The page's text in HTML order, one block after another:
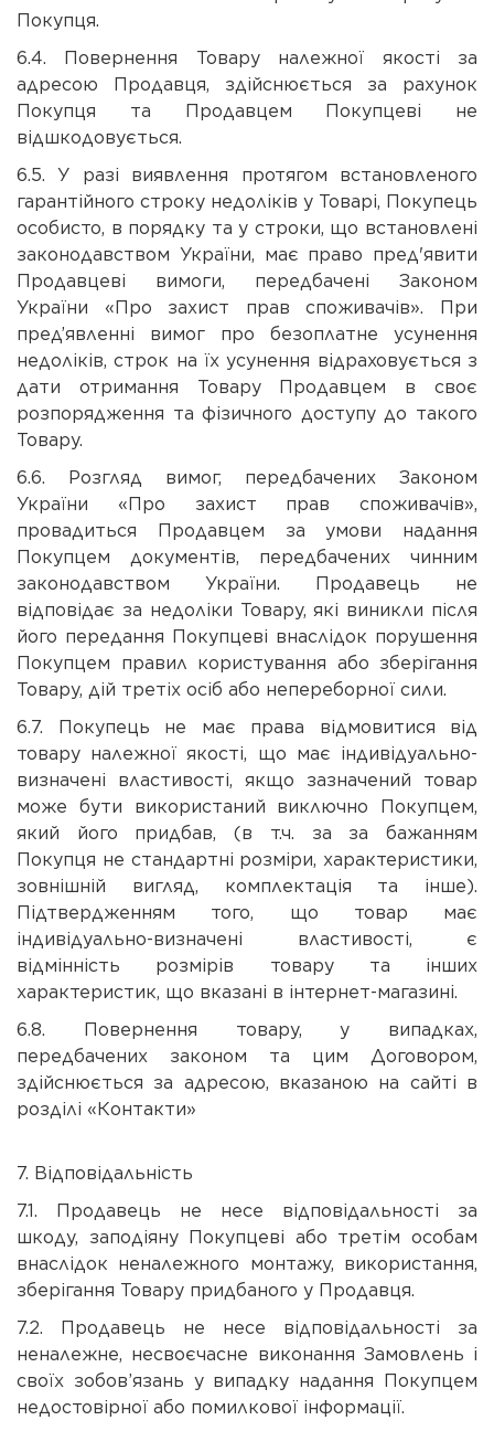
Покупця.
6.4. Повернення Товару належної якості за
адресою Продавця, здійснюється за рахунок
Покупця та Продавцем Покупцеві не
відшкодовується.
6.5. У разі виявлення протягом встановленого
гарантійного строку недоліків у Товарі, Покупець
особисто, в порядку та у строки, що встановлені
законодавством України, має право пред'явити
Продавцеві вимоги, передбачені Законом
України «Про захист прав споживачів». При
пред’явленні вимог про безоплатне усунення
недоліків, строк на їх усунення відраховується з
дати отримання Товару Продавцем в своє
розпорядження та фізичного доступу до такого
Товару.
6.6. Розгляд вимог, передбачених Законом
України «Про захист прав споживачів»,
провадиться Продавцем за умови надання
Покупцем документів, передбачених чинним
законодавством України. Продавець не
відповідає за недоліки Товару, які виникли після
його передання Покупцеві внаслідок порушення
Покупцем правил користування або зберігання
Товару, дій третіх осіб або непереборної сили.
6.7. Покупець не має права відмовитися від
товару належної якості, що має індивідуально-
визначені властивості, якщо зазначений товар
може бути використаний виключно Покупцем,
який його придбав, (в т.ч. за за бажанням
Покупця не стандартні розміри, характеристики,
зовнішній вигляд, комплектація та інше).
Підтвердженням того, що товар має
індивідуально-визначені властивості, є
відмінність розмірів товару та інших
характеристик, що вказані в інтернет-магазині.
6.8. Повернення товару, у випадках,
передбачених законом та цим Договором,
здійснюється за адресою, вказаною на сайті в
розділі «Контакти»
7. Відповідальність
7.1. Продавець не несе відповідальності за
шкоду, заподіяну Покупцеві або третім особам
внаслідок неналежного монтажу, використання,
зберігання Товару придбаного у Продавця.
7.2. Продавець не несе відповідальності за
неналежне, несвоєчасне виконання Замовлень і
своїх зобов’язань у випадку надання Покупцем
недостовірної або помилкової інформації.